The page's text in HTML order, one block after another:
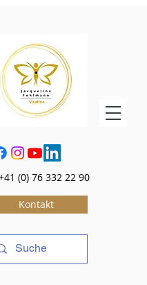
(0) 76 332 22 90
Kontakt